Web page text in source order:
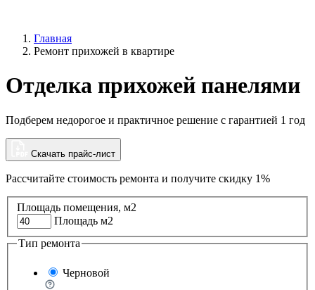
Главная
Ремонт прихожей в квартире
Отделка прихожей панелями
Подберем недорогое и практичное решение с гарантией 1 год
Скачать прайс-лист
Рассчитайте стоимость ремонта и получите скидку 1%
Площадь помещения, м2
Площадь м2
Тип ремонта
Черновой